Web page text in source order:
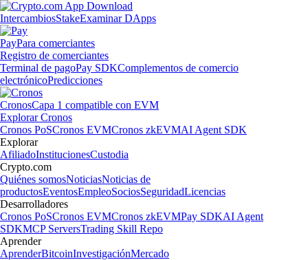
IntercambiosStakeExaminar DApps
PayPara comerciantes
Registro de comerciantes
Terminal de pagoPay SDKComplementos de comercio
electrónicoPredicciones
CronosCapa 1 compatible con EVM
Explorar Cronos
Cronos PoSCronos EVMCronos zkEVMAI Agent SDK
Explorar
AfiliadoInstitucionesCustodia
Crypto.com
Quiénes somosNoticiasNoticias de
productosEventosEmpleoSociosSeguridadLicencias
Desarrolladores
Cronos PoSCronos EVMCronos zkEVMPay SDKAI Agent
SDKMCP ServersTrading Skill Repo
Aprender
AprenderBitcoinInvestigaciónMercado